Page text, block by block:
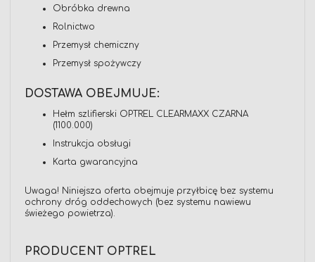
Obróbka drewna
Rolnictwo
Przemysł chemiczny
Przemysł spożywczy
DOSTAWA OBEJMUJE:
Hełm szlifierski OPTREL CLEARMAXX CZARNA
(1100.000)
Instrukcja obsługi
Karta gwarancyjna
Uwaga! Niniejsza oferta obejmuje przyłbicę bez systemu
ochrony dróg oddechowych (bez systemu nawiewu
świeżego powietrza).
PRODUCENT OPTREL